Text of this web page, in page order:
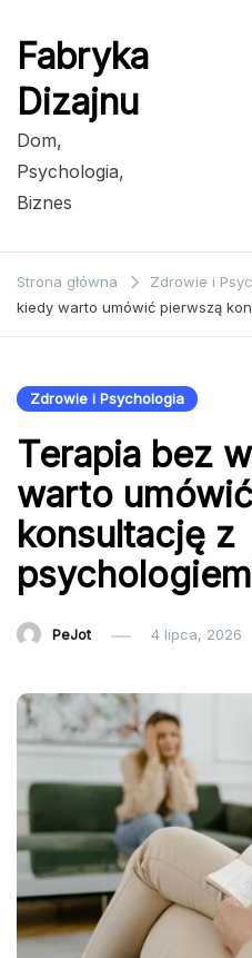
Fabryka
Dizajnu
Dom,
Psychologia,
Biznes
Strona główna Zdrowie i
kiedy warto umówić pierwszą
Zdrowie i Psychologia
Terapia bez
warto
konsultację z
PeJot 4 lipca, 2026